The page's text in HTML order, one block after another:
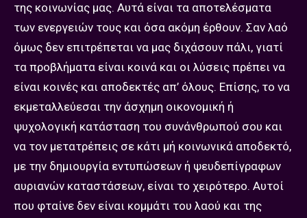
της κοινωνίας μας. Αυτά είναι τα αποτελέσματα
των ενεργειών τους και όσα ακόμη έρθουν. Σαν λαό
όμως δεν επιτρέπεται να μας διχάσουν πάλι, γιατί
τα προβλήματα είναι κοινά και οι λύσεις πρέπει να
είναι κοινές και αποδεκτές απ’ όλους. Επίσης, το να
εκμεταλλεύεσαι την άσχημη οικονομική ή
ψυχολογική κατάσταση του συνάνθρωπού σου και
να τον μετατρέπεις σε κάτι μή κοινωνικά αποδεκτό,
με την δημιουργία εντυπώσεων ή ψευδεπίγραφων
αυριανών καταστάσεων, είναι το χειρότερο. Αυτοί
που φταίνε δεν είναι κομμάτι του λαού και της